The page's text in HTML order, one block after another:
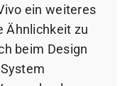
ein weiteres
Ähnlichkeit zu
beim Design